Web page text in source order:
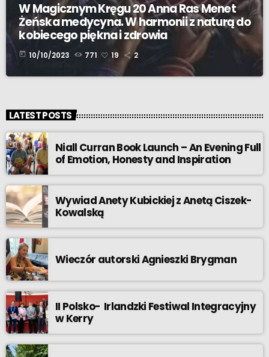
W Magicznym Kręgu 20 Anna Ras Menet
Żeńska medycyna. W harmonii z naturą do
kobiecego piękna i zdrowia
today 10/10/2023 771 19 2
LATEST POSTS
Niall Curran Book Launch – An Evening Full
of Emotion, Honesty and Inspiration
Wywiad Anety Kubickiej z Anetą Ciszek-
Kowalską
Wieczór autorski Agnieszki Brygman
II Polsko- Irlandzki Festiwal Integracyjny
w Kerry